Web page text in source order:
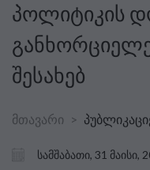
პოლიტიკის
შესახებ
მთავარი
სამშაბათი, 31 მაისი,